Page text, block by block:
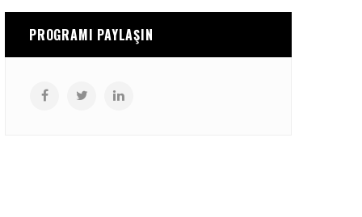
PROGRAMI PAYLAŞIN